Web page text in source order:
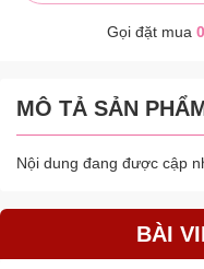
Gọi đặt mua
MÔ TẢ SẢN
Nội dung đang được cập
BÀI